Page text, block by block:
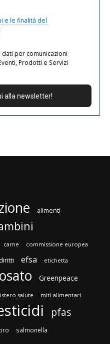
e le finalità del
per comunicazioni
Prodotti e Servizi
alimenti
carne commissione europea
efsa etichetta
Greenpeace
salute miti alimentari
pfas
salmonella